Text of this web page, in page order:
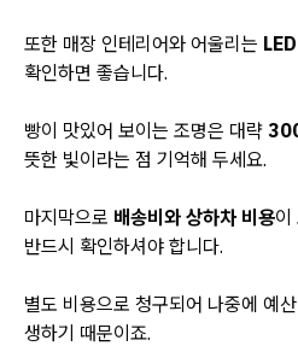
또한 매장 인테리어와 어울리는
확인하면 좋습니다.
빵이 맛있어 보이는 조명은 대략
뜻한 빛이라는 점 기억해 두세요.
마지막으로 배송비와 상하차 비용이
반드시 확인하셔야 합니다.
별도 비용으로 청구되어 나중에 예
생하기 때문이죠.